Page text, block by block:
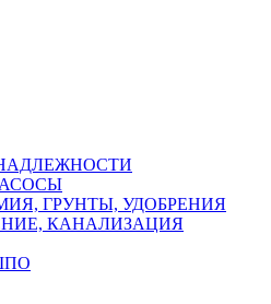
ГРУНТЫ, УДОБРЕНИЯ
КАНАЛИЗАЦИЯ